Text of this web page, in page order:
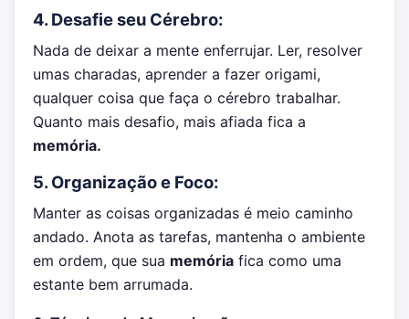
4. Desafie seu Cérebro:
Nada de deixar a mente enferrujar. Ler, resolver
umas charadas, aprender a fazer origami,
qualquer coisa que faça o cérebro trabalhar.
Quanto mais desafio, mais afiada fica a
memória.
5. Organização e Foco:
Manter as coisas organizadas é meio caminho
andado. Anota as tarefas, mantenha o ambiente
em ordem, que sua memória fica como uma
estante bem arrumada.